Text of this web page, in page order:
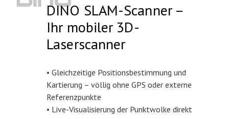
DINO SLAM-Scanner –
Ihr mobiler 3D-
Laserscanner
• Gleichzeitige Positionsbestimmung und
Kartierung – völlig ohne GPS oder externe
Referenzpunkte
• Live-Visualisierung der Punktwolke direkt